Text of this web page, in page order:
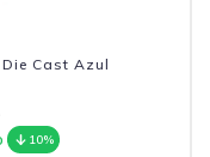
Cast Azul
10%